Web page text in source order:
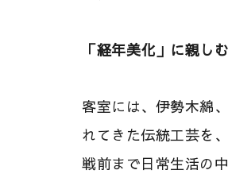
「経年美化」に親し
客室には、伊勢木綿
れてきた伝統工芸を
戦前まで日常生活の